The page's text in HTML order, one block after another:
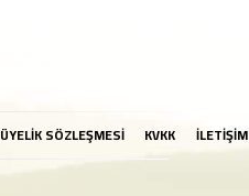
ÜYELİK SÖZLEŞMESİ KVKK İLETİŞİM